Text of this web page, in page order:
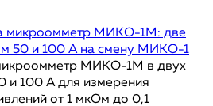
микроомметр МИКО-1М: две
50 и 100 А на смену МИКО-1
МИКО-1М в двух
и 100 А для измерения
от 1 мкОм до 0,1